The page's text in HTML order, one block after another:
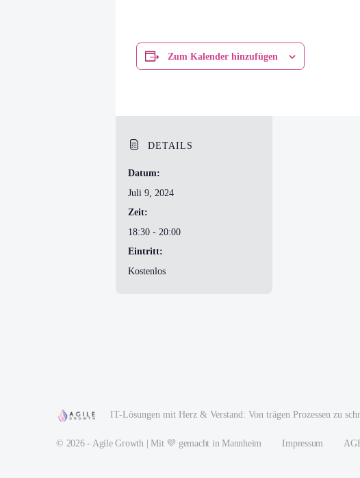
Zum Kalender hinzufügen
DETAILS
Datum:
Juli 9, 2024
Zeit:
18:30 - 20:00
Eintritt:
Kostenlos
IT-Lösungen mit Herz & Verstand: Von trägen Prozessen zu
© 2026 - Agile Growth | Mit 💜 gemacht in Mannheim Impressum